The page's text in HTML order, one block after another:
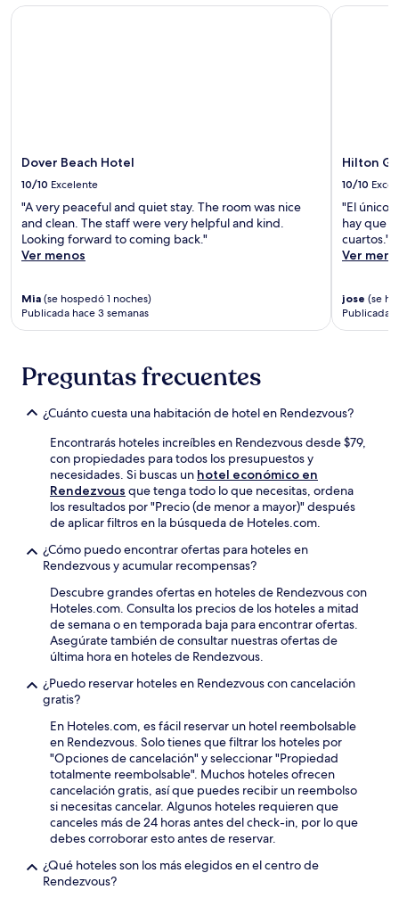
Dover Beach Hotel
10/10 Excelente
"A very peaceful and quiet stay. The room was nice
and clean. The staff were very helpful and kind.
Looking forward to coming back."
Ver menos
Mia (se hospedó 1 noches)
Publicada hace 3 semanas
Dover Beach Hotel
Hilton
10/10
"El único
hay que
cuartos."
Ver
jose (se
Publicada
Hilton
Preguntas frecuentes
¿Cuánto cuesta una habitación de hotel en Rendezvous?
Encontrarás hoteles increíbles en Rendezvous desde $79,
con propiedades para todos los presupuestos y
necesidades. Si buscas un hotel económico en
Rendezvous que tenga todo lo que necesitas, ordena
los resultados por "Precio (de menor a mayor)" después
de aplicar filtros en la búsqueda de Hoteles.com.
¿Cómo puedo encontrar ofertas para hoteles en
Rendezvous y acumular recompensas?
Descubre grandes ofertas en hoteles de Rendezvous con
Hoteles.com. Consulta los precios de los hoteles a mitad
de semana o en temporada baja para encontrar ofertas.
Asegúrate también de consultar nuestras ofertas de
última hora en hoteles de Rendezvous.
¿Puedo reservar hoteles en Rendezvous con cancelación
gratis?
En Hoteles.com, es fácil reservar un hotel reembolsable
en Rendezvous. Solo tienes que filtrar los hoteles por
"Opciones de cancelación" y seleccionar "Propiedad
totalmente reembolsable". Muchos hoteles ofrecen
cancelación gratis, así que puedes recibir un reembolso
si necesitas cancelar. Algunos hoteles requieren que
canceles más de 24 horas antes del check-in, por lo que
debes corroborar esto antes de reservar.
¿Qué hoteles son los más elegidos en el centro de
Rendezvous?